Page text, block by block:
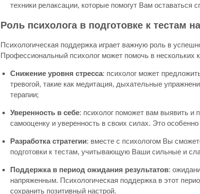
техники релаксации, которые помогут Вам оставаться
Роль психолога в подготовке к тестам
Психологическая поддержка играет важную роль в
Профессиональный психолог может помочь в нескольких
Снижение уровня стресса: психолог может
тревогой, такие как медитация, дыхательные
терапии;
Уверенность в себе: психолог поможет вам выявить и
самооценку и уверенность в своих силах. Это
Разработка стратегии: вместе с психологом Вы
подготовки к тестам, учитывающую Ваши сильные и
Поддержка в период ожидания результатов:
напряженным. Психологическая поддержка в этот
сохранить позитивный настрой.